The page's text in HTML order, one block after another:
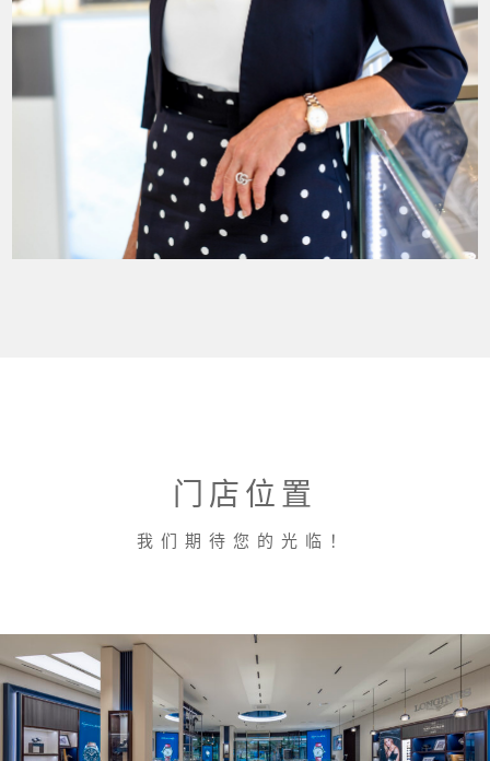
门店位置
我们期待您的光临！